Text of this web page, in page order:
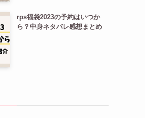
rps福袋2023の予約はいつか
ら？中身ネタバレ感想まとめ